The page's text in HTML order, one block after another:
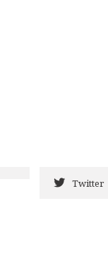
Twitter